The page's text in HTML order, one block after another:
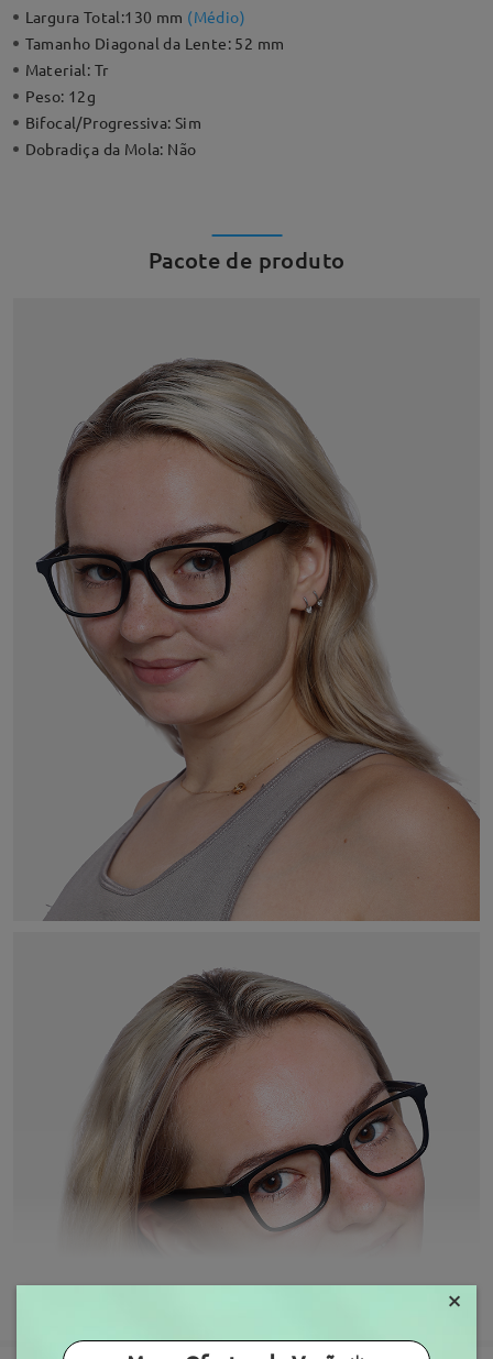
Largura Total:130 mm (Médio)
Tamanho Diagonal da Lente: 52 mm
Material: Tr
Peso: 12g
Bifocal/Progressiva:Sim
Dobradiça da Mola: Não
Pacote de produto
×